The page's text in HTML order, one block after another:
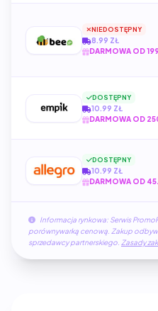
NIEDOSTĘPNY
8.99 ZŁ
DARMOWA OD
DOSTĘPNY
10.99 ZŁ
DARMOWA OD
DOSTĘPNY
10.99 ZŁ
DARMOWA OD
Informacja rynkowa: Serwis
porównywarką cenową. Zakup
sprzedawcy partnerskiego. Zasady